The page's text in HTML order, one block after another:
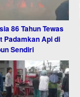
86 Tahun Tewas
Padamkan Api di
Sendiri